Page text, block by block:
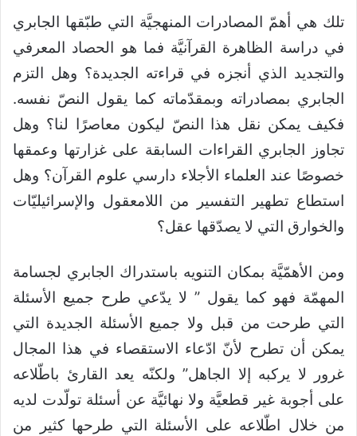
تلك هي أهمّ المصادرات المنهجيَّة التي طبّقها الجابري
في دراسة الظاهرة القرآنيَّة فما هو الحصاد المعرفي
والتجديد الذي أنجزه في قراءته الجديدة؟ وهل التزم
الجابري بمصادراته وبمقدّماته كما يقول النصّ نفسه.
فكيف يمكن نقل هذا النصّ ليكون معاصرًا لنا؟ وهل
تجاوز الجابري القراءات السابقة على غزارتها وعمقها
خصوصًا عند العلماء الأجلاء دارسي علوم القرآن؟ وهل
استطاع تطهير التفسير من اللامعقول والإسرائيليّات
والخوارق التي لا يصدّقها عقل؟
ومن الأهمّيَّة بمكان التنويه باستدراك الجابري لجسامة
المهمّة فهو كما يقول ” لا يدّعي طرح جميع الأسئلة
التي طرحت من قبل ولا جميع الأسئلة الجديدة التي
يمكن أن تطرح لأنّ ادّعاء الاستقصاء في هذا المجال
غرور لا يركبه إلا الجاهل” ولكنّه يعد القارئ باطّلاعه
على أجوبة غير قطعيَّة ولا نهائيَّة عن أسئلة تولّدت لديه
من خلال اطّلاعه على الأسئلة التي طرحها كثير من